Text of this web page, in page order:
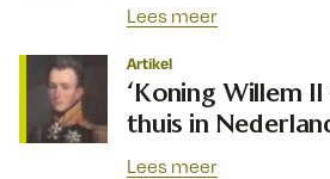
Lees meer
Artikel
‘Koning Willem
thuis in
Lees meer